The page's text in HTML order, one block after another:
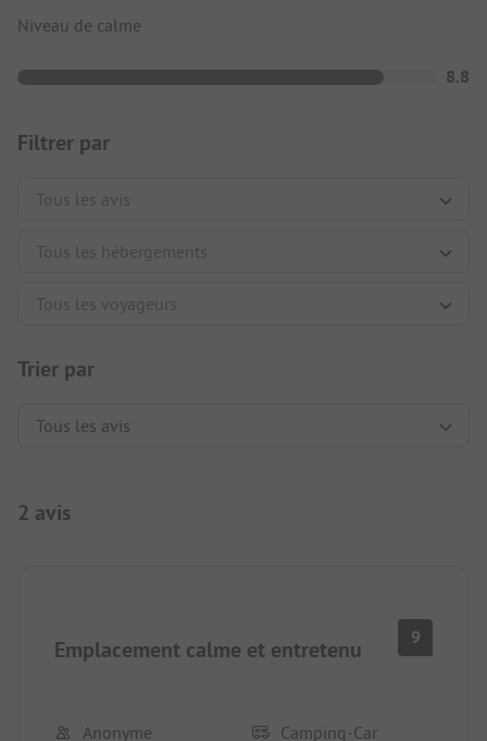
Niveau de calme
8.8
Filtrer par
Trier par
2 avis
Emplacement calme et entretenu 9
Anonyme Camping-Car